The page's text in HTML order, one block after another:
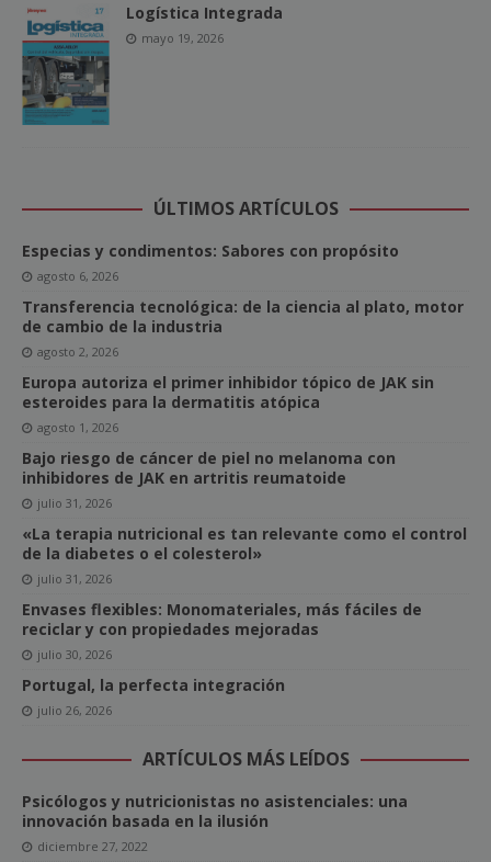
Logística Integrada
mayo 19, 2026
ÚLTIMOS ARTÍCULOS
Especias y condimentos: Sabores con propósito
agosto 6, 2026
Transferencia tecnológica: de la ciencia al plato, motor
de cambio de la industria
agosto 2, 2026
Europa autoriza el primer inhibidor tópico de JAK sin
esteroides para la dermatitis atópica
agosto 1, 2026
Bajo riesgo de cáncer de piel no melanoma con
inhibidores de JAK en artritis reumatoide
julio 31, 2026
«La terapia nutricional es tan relevante como el control
de la diabetes o el colesterol»
julio 31, 2026
Envases flexibles: Monomateriales, más fáciles de
reciclar y con propiedades mejoradas
julio 30, 2026
Portugal, la perfecta integración
julio 26, 2026
ARTÍCULOS MÁS LEÍDOS
Psicólogos y nutricionistas no asistenciales: una
innovación basada en la ilusión
diciembre 27, 2022